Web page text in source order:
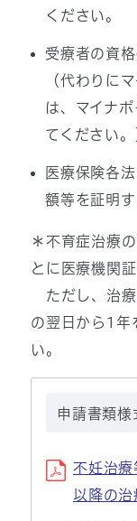
ください。
受療者の資
（代わりに
は、マイナ
てください。
医療保険各
額等を証明
＊不育症治療
とに医療機関
ただし、治療
の翌日から1年
い。
申請書類様
不妊治療
以降の